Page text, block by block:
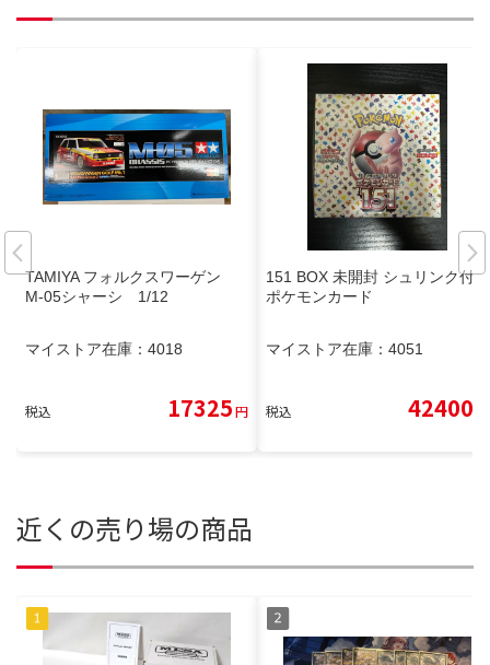
TAMIYA フォルクスワーゲン
M-05シャーシ 1/12
マイストア在庫： 4018
税込 17325円
151 BOX 未開封 シュリンク付
ポケモンカード
マイストア在庫： 4051
税込 42400
近くの売り場の商品